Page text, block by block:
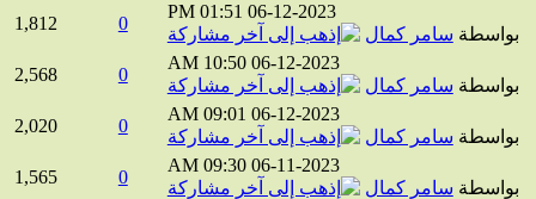
06-12-2023
01:51 PM
سامر كمال
1,812
06-12-2023
10:50 AM
سامر كمال
2,568
06-12-2023
09:01 AM
سامر كمال
2,020
06-11-2023
09:30 AM
سامر كمال
1,565